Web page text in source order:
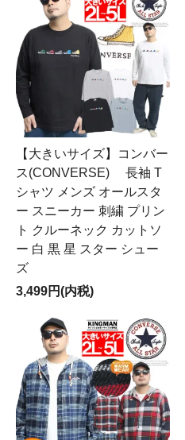
【大きいサイズ】コンバー
ス(CONVERSE) 長袖 T
シャツ メンズ オールスタ
ー スニーカー 刺繍 プリン
ト クルーネック カットソ
ー 白 黒 星 スター シュー
ズ
3,499円(内税)